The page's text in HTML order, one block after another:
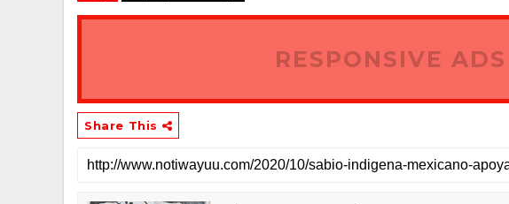
RESPONSIVE
Share This